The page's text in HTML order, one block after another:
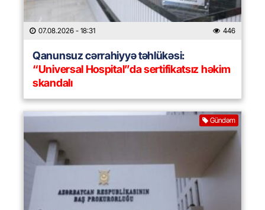
07.08.2026 - 18:31 446
Qanunsuz cərrahiyyə təhlükəsi:
“Universal Hospital”da sertifikatsız həkim
skandalı
Gündəm